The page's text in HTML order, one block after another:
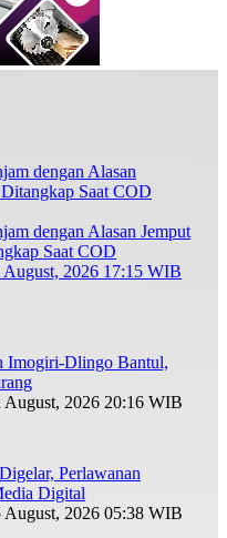
dengan Alasan Jemput
Saat COD
August, 2026 17:15 WIB
Imogiri-Dlingo Bantul,
August, 2026 20:16 WIB
Perlawanan
Digital
August, 2026 05:38 WIB